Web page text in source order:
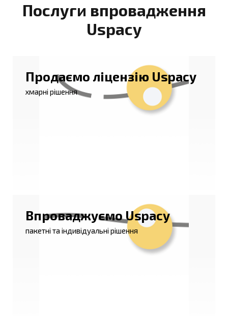
Послуги впровадження
Uspacy
Продаємо ліцензію Uspacy
хмарні рішення
Впроваджуємо Uspacy
пакетні та індивідуальні рішення